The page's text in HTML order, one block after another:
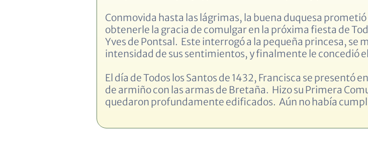
Conmovida hasta las lágrimas, la buena duquesa
obtenerle la gracia de comulgar en la próxima fiesta de
Yves de Pontsal. Este interrogó a la pequeña princesa, se
intensidad de sus sentimientos, y finalmente le concedió
El día de Todos los Santos de 1432, Francisca se presentó
de armiño con las armas de Bretaña. Hizo su Primera
quedaron profundamente edificados. Aún no había